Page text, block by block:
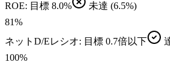
ROE: 目標 8.0% 未達 (6.5%)
81%
ネットD/Eレシオ: 目標 0.7倍以下
100%